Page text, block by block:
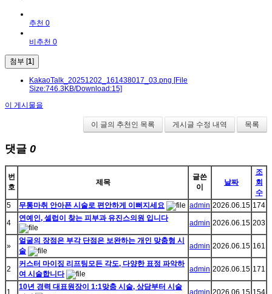
추천 0
비추천 0
첨부 [1]
KakaoTalk_20251202_161438017_03.png [File
Size:746.3KB/Download:15]
이 게시물을
이 글의 추천인 목록 게시글 수정 내역 목록
댓글 0
번
호
제목
글쓴
이
날짜
조
회
수
5
무통마취 안아픈 시술로 편안하게 이뻐지세요 admin 2026.06.15 174
4
연예인, 셀럽이 찾는 피부과 유진스의원 입니다
admin 2026.06.15 203
»
얼굴의 장점은 부각 단점은 보완하는 개인 맞춤형 시
술
admin 2026.06.15 161
2
커스터 마이징 리프팅모든 각도, 다양한 표정 파악하
여 시술합니다
admin 2026.06.15 171
1
10년 경력 대표원장이 1:1맞춤 시술, 상담부터 시술
admin 2026.06.15 154